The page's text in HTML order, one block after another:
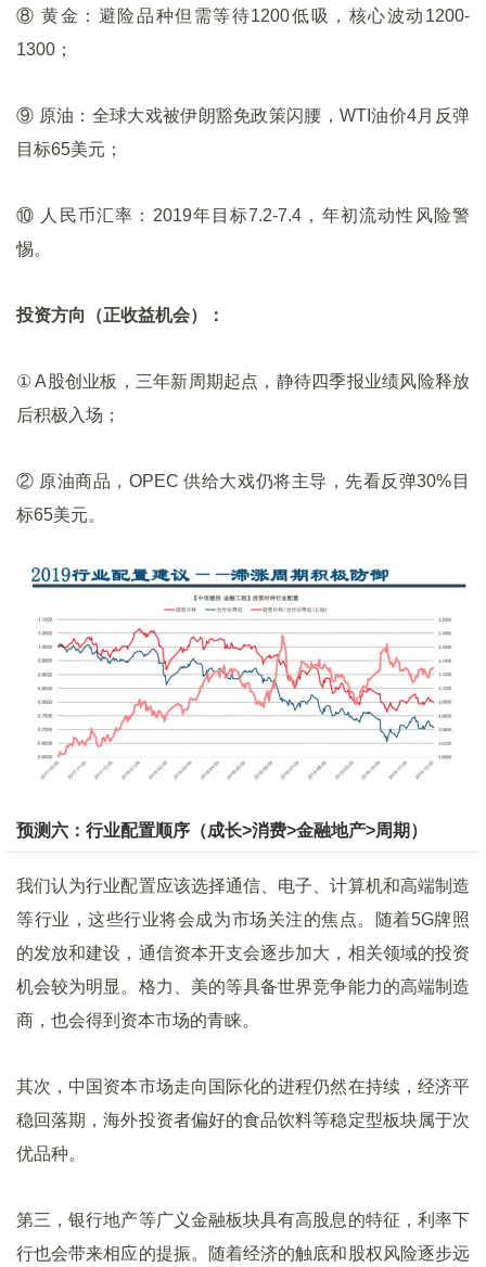
⑧ 黄金：避险品种但需等待1200低吸，核心波动1200-
1300；
⑨ 原油：全球大戏被伊朗豁免政策闪腰，WTI油价4月反弹
目标65美元；
⑩ 人民币汇率：2019年目标7.2-7.4，年初流动性风险警
惕。
投资方向（正收益机会）：
① A股创业板，三年新周期起点，静待四季报业绩风险释放
后积极入场；
② 原油商品，OPEC 供给大戏仍将主导，先看反弹30%目
标65美元。
预测六：行业配置顺序（成长>消费>金融地产>周期）
我们认为行业配置应该选择通信、电子、计算机和高端制造
等行业，这些行业将会成为市场关注的焦点。随着5G牌照
的发放和建设，通信资本开支会逐步加大，相关领域的投资
机会较为明显。格力、美的等具备世界竞争能力的高端制造
商，也会得到资本市场的青睐。
其次，中国资本市场走向国际化的进程仍然在持续，经济平
稳回落期，海外投资者偏好的食品饮料等稳定型板块属于次
优品种。
第三，银行地产等广义金融板块具有高股息的特征，利率下
行也会带来相应的提振。随着经济的触底和股权风险逐步远